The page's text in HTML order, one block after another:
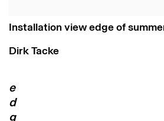
Installation view edge of
Dirk Tacke
e
d
g